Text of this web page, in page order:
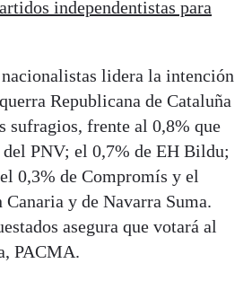
independentistas para
lidera la intención
Republicana de Cataluña
sufragios, frente al 0,8% que
del PNV; el 0,7% de EH Bildu;
0,3% de Compromís y el
y de Navarra Suma.
asegura que votará al
PACMA.